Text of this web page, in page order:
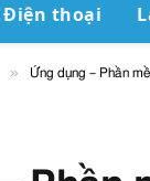
Điện thoại
» Ứng dụng – Phần